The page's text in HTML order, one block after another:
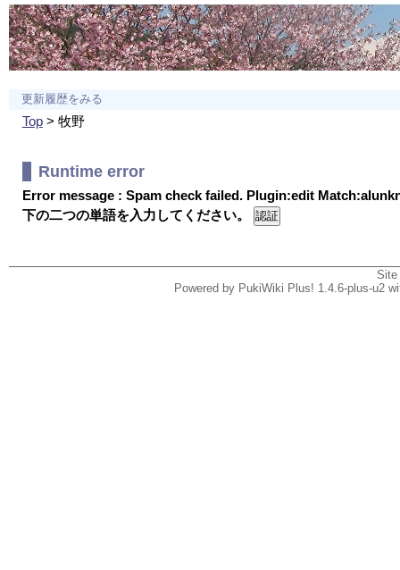
更新履歴をみる
Top> 牧野
Runtime error
Error message : Spam check failed. Plugin:edit
下の二つの単語を入力してください。
Powered by PukiWiki Plus! 1.4.6-plus-u2